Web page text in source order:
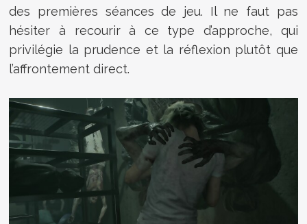
des premières séances de jeu. Il ne faut pas
hésiter à recourir à ce type d’approche, qui
privilégie la prudence et la réflexion plutôt que
l’affrontement direct.